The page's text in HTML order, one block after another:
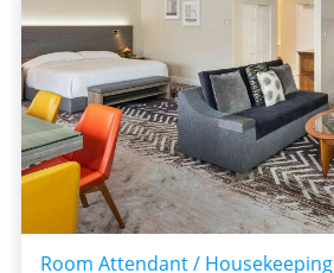
Room Attendant / Housekeeping